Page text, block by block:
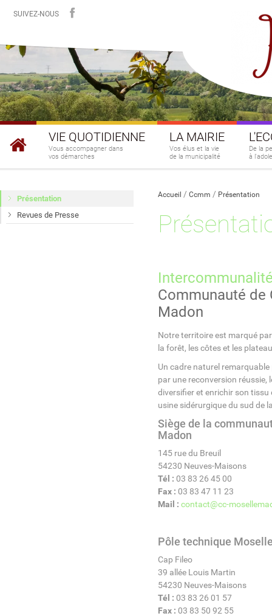
SUIVEZ-NOUS
VIE QUOTIDIENNE
Vous accompagner dans
vos démarches
LA MAIRIE
Vos élus et la vie
de la municipalité
De la
à
Accueil Ccmm Présentation
Communauté de
Madon
Notre territoire est marqué
la forêt, les côtes et les
Un cadre naturel
par une reconversion réussie,
diversifier et enrichir son
usine sidérurgique du sud de
Siège de la
Madon
145 rue du Breuil
54230 Neuves-Maisons
Tél : 03 83 26 45 00
Fax : 03 83 47 11 23
Mail : contact@cc-
Pôle technique
Cap Fileo
39 allée Louis Martin
54230 Neuves-Maisons
Tél : 03 83 26 01 57
Fax : 03 83 50 92 55
Présentation
Revues de Presse